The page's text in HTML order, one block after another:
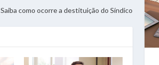
Saiba como ocorre a destituição do Síndico